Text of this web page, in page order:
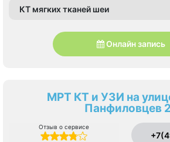
КТ мягких тканей шеи
Онлайн запись
МРТ КТ и УЗИ на
Панфиловцев
Отзыв о сервисе